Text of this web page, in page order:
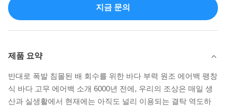
지금 문의
제품 요약
반대로 폭발 침몰된 배 회수를 위한 바다 부력 원조 에어백 팽창
식 바다 고무 에어백 소개 6000년 전에, 우리의 조상은 매일 생
산과 실생활에서 현재에는 아직도 널리 이용되는 결탁 역도하